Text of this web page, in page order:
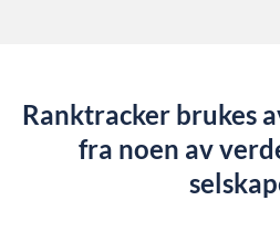
Ranktracker brukes
fra noen av